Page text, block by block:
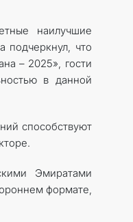
наилучшие
подчеркнул, что
– 2025», гости
в данной
способствуют
Эмиратами
формате,